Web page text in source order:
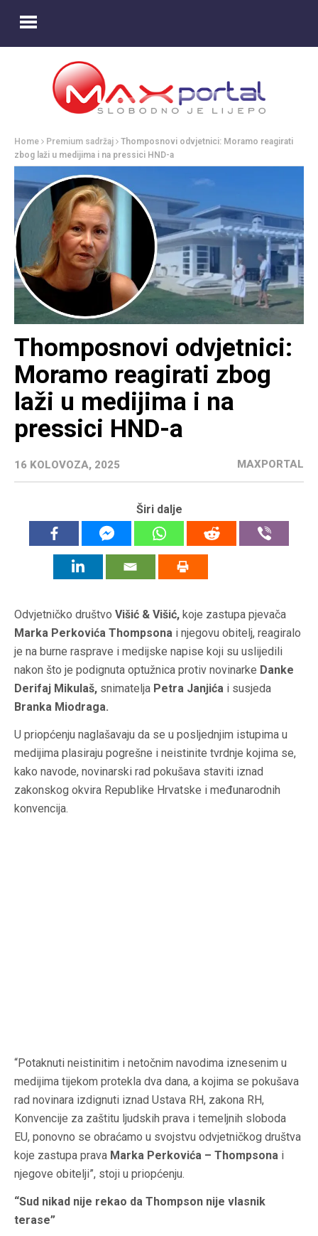
Home Premium sadržaj
Thomposnovi odvjetnici: Moramo reagirati
zbog laži u medijima i na pressici HND-a
Thomposnovi odvjetnici:
Moramo reagirati zbog
laži u medijima i na
pressici HND-a
16 KOLOVOZA, 2025 MAXPORTAL
Širi dalje
Odvjetničko društvo Višić & Višić, koje zastupa pjevača
Marka Perkovića Thompsona i njegovu obitelj, reagiralo
je na burne rasprave i medijske napise koji su uslijedili
nakon što je podignuta optužnica protiv novinarke Danke
Derifaj Mikulaš, snimatelja Petra Janjića i susjeda
Branka Miodraga.
U priopćenju naglašavaju da se u posljednjim istupima u
medijima plasiraju pogrešne i neistinite tvrdnje kojima se,
kako navode, novinarski rad pokušava staviti iznad
zakonskog okvira Republike Hrvatske i međunarodnih
konvencija.
“Potaknuti neistinitim i netočnim navodima iznesenim u
medijima tijekom protekla dva dana, a kojima se pokušava
rad novinara izdignuti iznad Ustava RH, zakona RH,
Konvencije za zaštitu ljudskih prava i temeljnih sloboda
EU, ponovno se obraćamo u svojstvu odvjetničkog društva
koje zastupa prava Marka Perkovića – Thompsona i
njegove obitelji”, stoji u priopćenju.
“Sud nikad nije rekao da Thompson nije vlasnik
terase”